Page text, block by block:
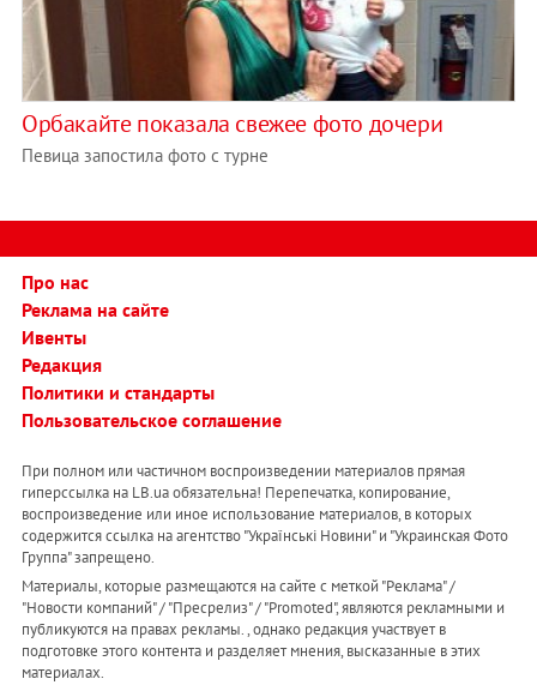
Орбакайте показала свежее фото дочери
Певица запостила фото с турне
Про нас
Реклама на сайте
Ивенты
Редакция
Политики и стандарты
Пользовательское соглашение
При полном или частичном воспроизведении материалов прямая
гиперссылка на LB.ua обязательна! Перепечатка, копирование,
воспроизведение или иное использование материалов, в которых
содержится ссылка на агентство "Українськi Новини" и "Украинская Фото
Группа" запрещено.
Материалы, которые размещаются на сайте с меткой "Реклама" /
"Новости компаний" / "Пресрелиз" / "Promoted", являются рекламными и
публикуются на правах рекламы. , однако редакция участвует в
подготовке этого контента и разделяет мнения, высказанные в этих
материалах.